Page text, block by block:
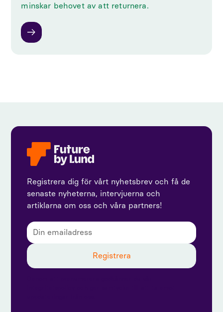
minskar behovet av att returnera.
Registrera dig för vårt nyhetsbrev och få de
senaste nyheterna, intervjuerna och
artiklarna om oss och våra partners!